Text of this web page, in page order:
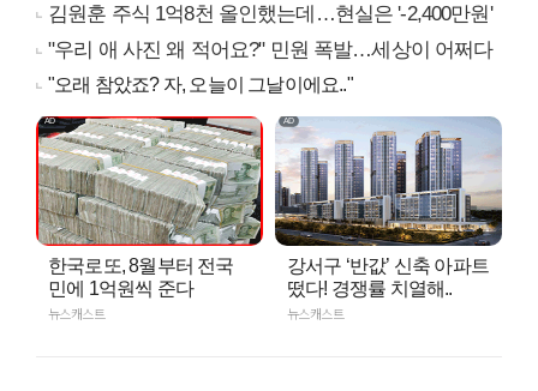
김원훈 주식 1억8천 올인했는데…현실은 '-2,400만원'
"우리 애 사진 왜 적어요?" 민원 폭발…세상이 어쩌다
"오래 참았죠? 자, 오늘이 그날이에요.."
한국로또, 8월부터 전국
민에 1억원씩 준다
뉴스캐스트
강서구 ‘반값’ 신축 아파트
떴다! 경쟁률 치열해..
뉴스캐스트